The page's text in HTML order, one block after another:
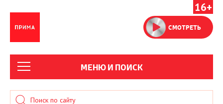
16+
СМОТРЕТЬ
МЕНЮ И ПОИСК